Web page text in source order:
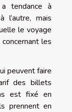
tendance à
l’autre, mais
le voyage
concernant les
peuvent faire
des billets
est fixé en
prennent en